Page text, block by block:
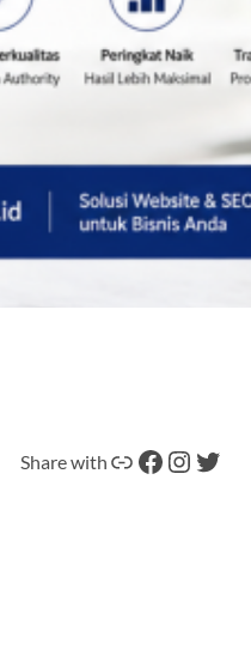
Share with Tautan Facebook Instagram Twitter